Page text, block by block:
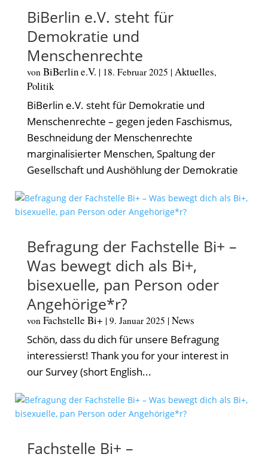
BiBerlin e.V. steht für
Demokratie und
Menschenrechte
von BiBerlin e.V. | 18. Februar 2025 | Aktuelles,
Politik
BiBerlin e.V. steht für Demokratie und
Menschenrechte – gegen jeden Faschismus,
Beschneidung der Menschenrechte
marginalisierter Menschen, Spaltung der
Gesellschaft und Aushöhlung der Demokratie
Befragung der Fachstelle Bi+ –
Was bewegt dich als Bi+,
bisexuelle, pan Person oder
Angehörige*r?
von Fachstelle Bi+ | 9. Januar 2025 | News
Schön, dass du dich für unsere Befragung
interessierst! Thank you for your interest in
our Survey (short English...
Fachstelle Bi+ –